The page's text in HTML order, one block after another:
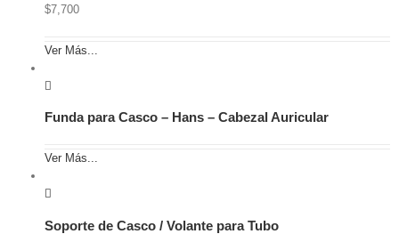
$7,700
Ver Más...
Funda para Casco – Hans – Cabezal Auricular
Ver Más...
Soporte de Casco / Volante para Tubo